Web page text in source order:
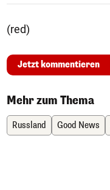
(red)
Jetzt kommentieren
Mehr zum Thema
Russland Good News